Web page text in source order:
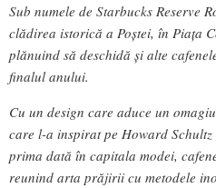
Sub numele de Starbucks Reserve
clădirea istorică a Poștei, în Piața
plănuind să deschidă și alte
finalul anului.
Cu un design care aduce un
care l-a inspirat pe Howard
prima dată în capitala modei,
reunind arta prăjirii cu metodele